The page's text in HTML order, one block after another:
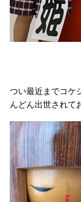
つい最近までコケ
んどん出世されて